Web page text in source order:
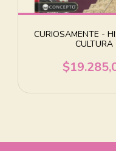
CURIOSAMENTE -
CULTURA